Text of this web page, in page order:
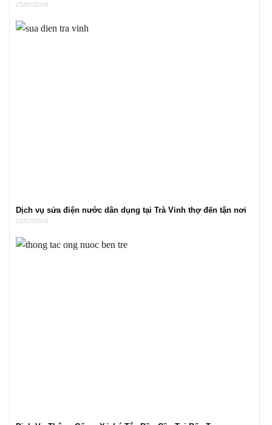
25/07/2026
Dịch vụ sửa điện nước dân dụng tại Trà Vinh thợ đến tận nơi
22/07/2026